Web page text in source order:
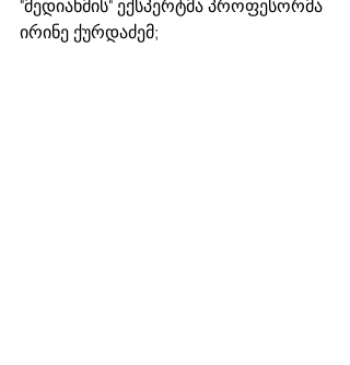
"მედიახმის" ექსპერტმა პროფესორმა
ირინე ქურდაძემ;